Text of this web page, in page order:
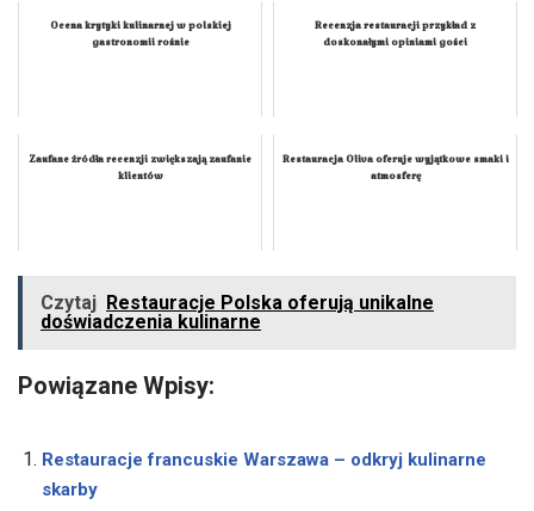
Ocena krytyki kulinarnej w polskiej
gastronomii rośnie
Recenzja restauracji przykład z
doskonałymi opiniami gości
Zaufane źródła recenzji zwiększają zaufanie
klientów
Restauracja Oliva oferuje wyjątkowe smaki i
atmosferę
Czytaj Restauracje Polska oferują unikalne
doświadczenia kulinarne
Powiązane Wpisy:
Restauracje francuskie Warszawa – odkryj kulinarne
skarby